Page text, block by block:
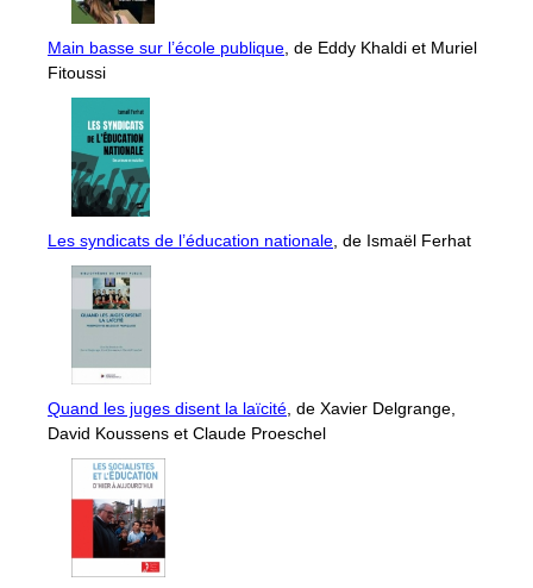
Main basse sur l’école publique , de Eddy Khaldi et Muriel
Fitoussi
Les syndicats de l’éducation nationale , de Ismaël Ferhat
Quand les juges disent la laïcité , de Xavier Delgrange,
David Koussens et Claude Proeschel